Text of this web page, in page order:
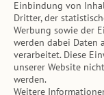
Tierarzt-Suche
Hinweise
AGB
Impressum
Einbindung von
Dritter, der
Werbung sowie der
werden dabei Daten
verarbeitet. Diese
unserer Website
werden.
Weitere